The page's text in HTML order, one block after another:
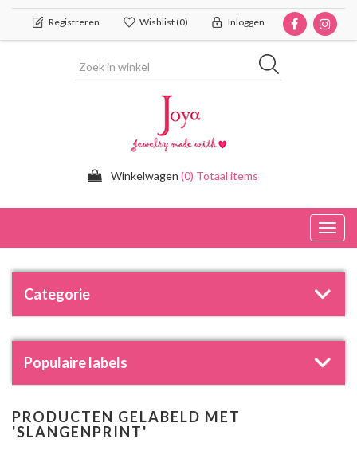
Registreren Wishlist(0) Inloggen
Winkelwagen (0) Totaal items
Categorie
Populaire labels
PRODUCTEN GELABELD MET
'SLANGENPRINT'